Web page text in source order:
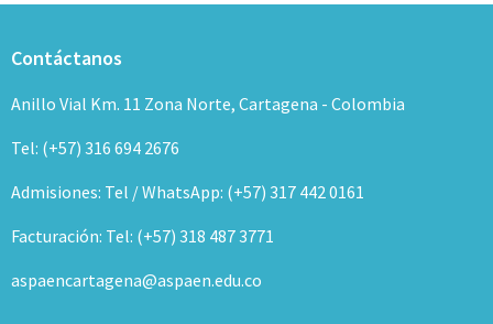
Contáctanos
Anillo Vial Km. 11 Zona Norte, Cartagena - Colombia
Tel: (+57) 316 694 2676
Admisiones: Tel / WhatsApp: (+57) 317 442 0161
Facturación: Tel: (+57) 318 487 3771
aspaencartagena@aspaen.edu.co